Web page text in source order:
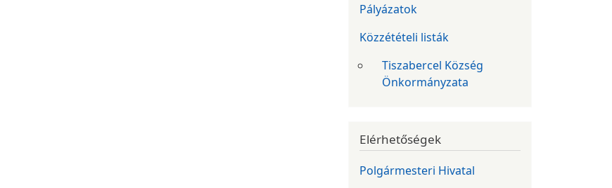
Pályázatok
Közzétételi listák
Tiszabercel Község
Önkormányzata
Elérhetőségek
Polgármesteri Hivatal